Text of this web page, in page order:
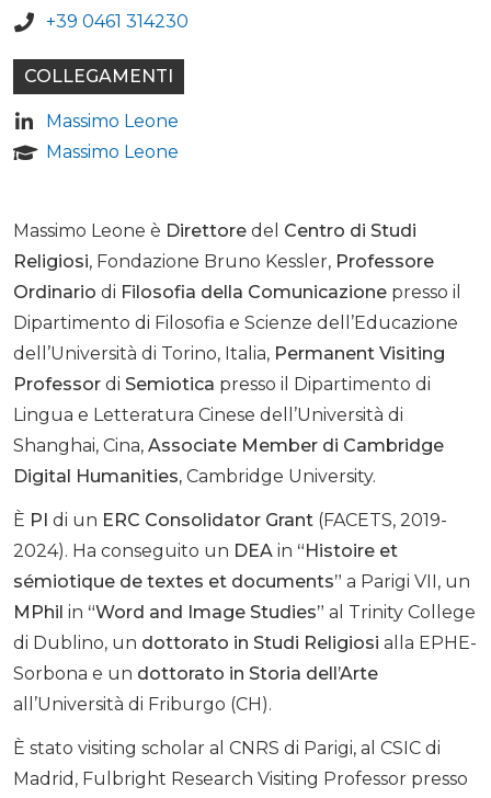
+39 0461 314230
COLLEGAMENTI
Massimo Leone
Massimo Leone
Massimo Leone è Direttore del Centro di Studi
Religiosi, Fondazione Bruno Kessler, Professore
Ordinario di Filosofia della Comunicazione presso il
Dipartimento di Filosofia e Scienze dell’Educazione
dell’Università di Torino, Italia, Permanent Visiting
Professor di Semiotica presso il Dipartimento di
Lingua e Letteratura Cinese dell’Università di
Shanghai, Cina, Associate Member di Cambridge
Digital Humanities, Cambridge University.
È PI di un ERC Consolidator Grant (FACETS, 2019-
2024). Ha conseguito un DEA in “Histoire et
sémiotique de textes et documents” a Parigi VII, un
MPhil in “Word and Image Studies” al Trinity College
di Dublino, un dottorato in Studi Religiosi alla EPHE-
Sorbona e un dottorato in Storia dell’Arte
all’Università di Friburgo (CH).
È stato visiting scholar al CNRS di Parigi, al CSIC di
Madrid, Fulbright Research Visiting Professor presso